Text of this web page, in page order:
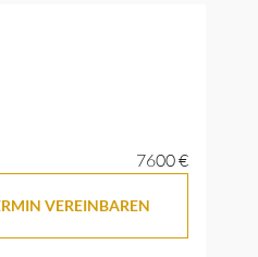
7600 €
VEREINBAREN